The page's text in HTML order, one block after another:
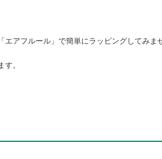
アフルール」で簡単にラッピングしてみま
。